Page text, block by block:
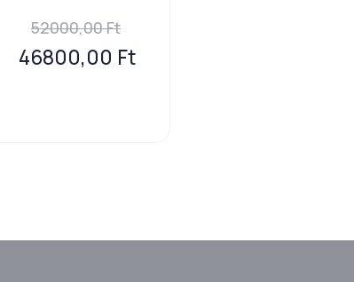
52000,00Ft
46800,00 Ft